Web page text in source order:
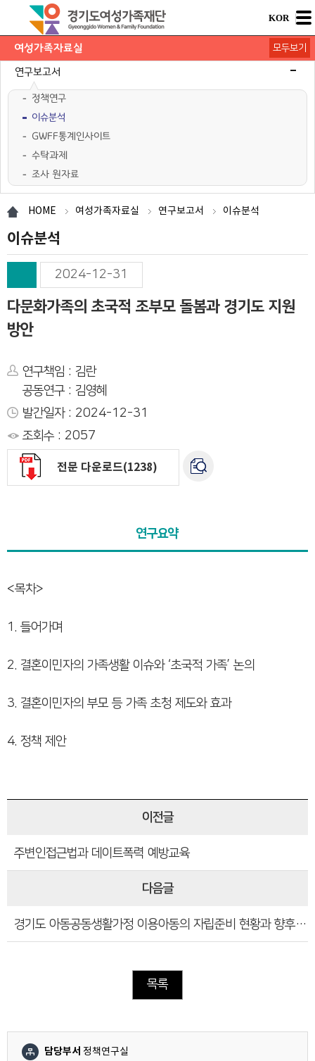
KOR
여성가족자료실
연구보고서
정책연구
이슈분석
GWFF통계인사이트
수탁과제
조사 원자료
학술행사자료
사업·교육 자료
경기여성가족통계
여성가족도서관 `여울`
모두보기
HOME 여성가족자료실 연구보고서 이슈분석
이슈분석
2024-12-31
다문화가족의 초국적 조부모 돌봄과 경기도 지원
방안
연구책임 : 김란
공동연구 : 김영혜
발간일자 : 2024-12-31
조회수 : 2057
전문 다운로드(1238)
연구요약
<목차>
1. 들어가며
2. 결혼이민자의 가족생활 이슈와 ‘초국적 가족’ 논의
3. 결혼이민자의 부모 등 가족 초청 제도와 효과
4. 정책 제안
이전글
주변인접근법과 데이트폭력 예방교육
다음글
경기도 아동공동생활가정 이용아동의 자립준비 현황과 향후 과제
목록
담당부서 정책연구실